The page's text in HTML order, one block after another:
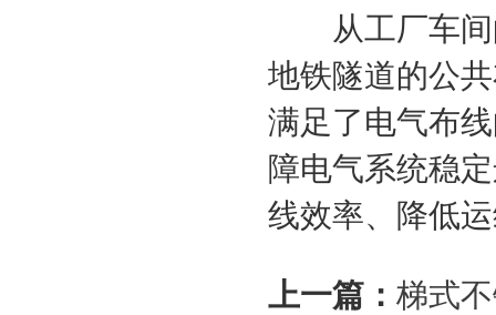
从工厂车间
地铁隧道的公
满足了电气布
障电气系统稳
线效率、降低
上一篇： 梯式